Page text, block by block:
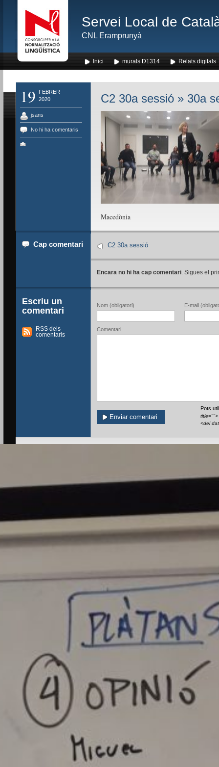
Servei Local de
CNL Eramprunyà
Inici murals D1314 Relats digitals
19
FEBRER
2020
jsans
No hi ha comentaris
C2 30a sessió» 30a
Macedònia
Cap comentari C2 30a sessió
Encara no hi ha cap comentari. Sigues el
Escriu un
comentari
RSS dels
comentaris
Nom (obligatori) E-mail
Comentari
Pots
<del